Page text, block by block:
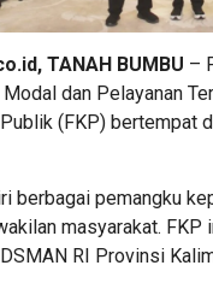
TANAH BUMBU –
dan Pelayanan
(FKP) bertempat
berbagai pemangku
masyarakat.
RI Provinsi